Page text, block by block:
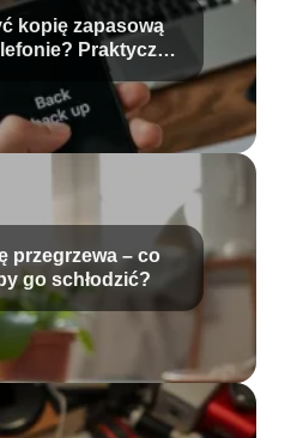
kopię zapasową
Praktyczny
przegrzewa – co
go schłodzić?